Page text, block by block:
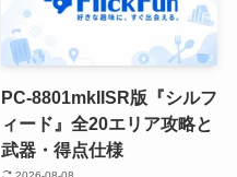
PC-8801mkIISR版『シルフ
ィード』全20エリア攻略と
武器・得点仕様